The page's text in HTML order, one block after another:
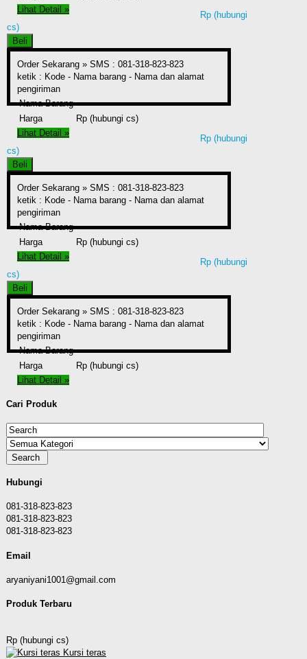
Lihat Detail »
Rp (hubungi
cs)
Beli
Order Sekarang » SMS : 081-318-823-823
ketik : Kode - Nama barang - Nama dan alamat
pengiriman
Nama Barang
Harga
Rp (hubungi cs)
Lihat Detail »
Rp (hubungi
cs)
Beli
Order Sekarang » SMS : 081-318-823-823
ketik : Kode - Nama barang - Nama dan alamat
pengiriman
Nama Barang
Harga
Rp (hubungi cs)
Lihat Detail »
Rp (hubungi
cs)
Beli
Order Sekarang » SMS : 081-318-823-823
ketik : Kode - Nama barang - Nama dan alamat
pengiriman
Nama Barang
Harga
Rp (hubungi cs)
Lihat Detail »
Cari Produk
Hubungi
081-318-823-823
081-318-823-823
081-318-823-823
Email
aryaniyani1001@gmail.com
Produk Terbaru
Rp (hubungi cs)
Kursi teras